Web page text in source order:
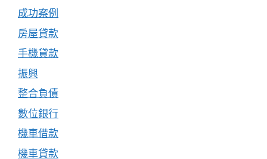
成功案例
房屋貸款
手機貸款
振興
整合負債
數位銀行
機車借款
機車貸款